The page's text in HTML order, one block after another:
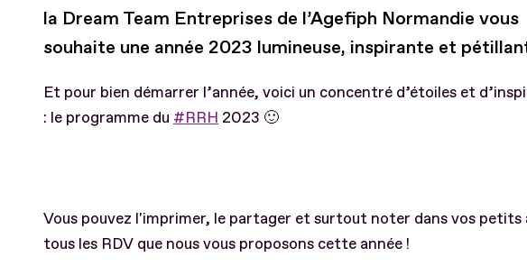
la Dream Team Entreprises de l’Agefiph Normandie vous
souhaite une année 2023 lumineuse, inspirante et
Et pour bien démarrer l’année, voici un concentré d’étoiles et
: le programme du #RRH 2023 🙂
Vous pouvez l'imprimer, le partager et surtout noter dans vos petits
tous les RDV que nous vous proposons cette année !